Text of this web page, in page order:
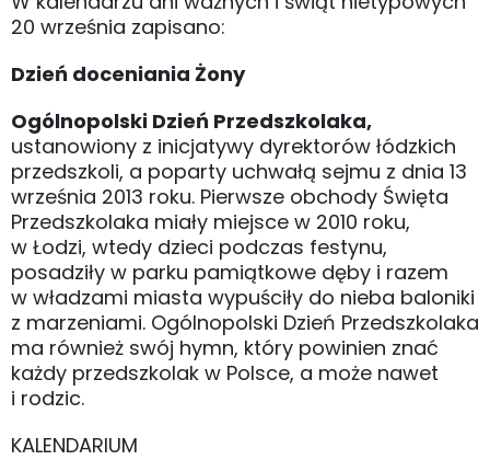
20 września zapisano:
Dzień doceniania Żony
Ogólnopolski Dzień Przedszkolaka,
ustanowiony z inicjatywy dyrektorów łódzkich
przedszkoli, a poparty uchwałą sejmu z dnia 13
września 2013 roku. Pierwsze obchody Święta
Przedszkolaka miały miejsce w 2010 roku,
w Łodzi, wtedy dzieci podczas festynu,
posadziły w parku pamiątkowe dęby i razem
w władzami miasta wypuściły do nieba baloniki
z marzeniami. Ogólnopolski Dzień Przedszkolaka
ma również swój hymn, który powinien znać
każdy przedszkolak w Polsce, a może nawet
i rodzic.
KALENDARIUM